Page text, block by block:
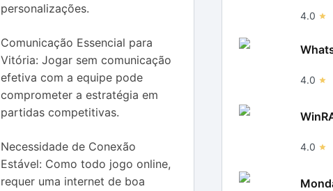
personalizações.
Comunicação Essencial para
Vitória: Jogar sem comunicação
efetiva com a equipe pode
comprometer a estratégia em
partidas competitivas.
Necessidade de Conexão
Estável: Como todo jogo online,
requer uma internet de boa
4.0
4.0
4.0